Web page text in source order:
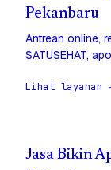
Pekanbaru
Antrean online,
SATUSEHAT,
Lihat layanan
Jasa Bikin